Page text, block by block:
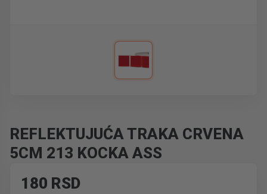
REFLEKTUJUĆA TRAKA CRVENA
5CM 213 KOCKA ASS
180 RSD